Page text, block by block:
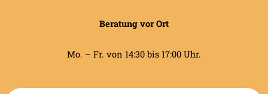
Beratung vor Ort
Mo. – Fr. von 14:30 bis 17:00 Uhr.